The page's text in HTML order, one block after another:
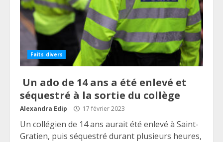
Faits divers
Un ado de 14 ans a été enlevé et
séquestré à la sortie du collège
Alexandra Edip 17 février 2023
Un collégien de 14 ans aurait été enlevé à Saint-
Gratien, puis séquestré durant plusieurs heures,